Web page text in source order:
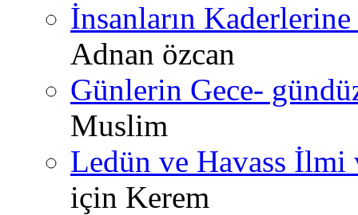
İnsanların
Adnan özcan
Günlerin Gece-
Muslim
Ledün ve Havass İlmi
için Kerem